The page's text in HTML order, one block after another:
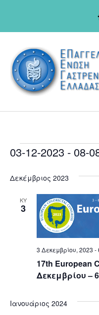
03-12-2023 - 08-
Δεκέμβριος 2023
ΚΥ
3
17th European
Δεκεμβρίου –
3 Δεκεμβρίου, 2023 -
Ιανουάριος 2024